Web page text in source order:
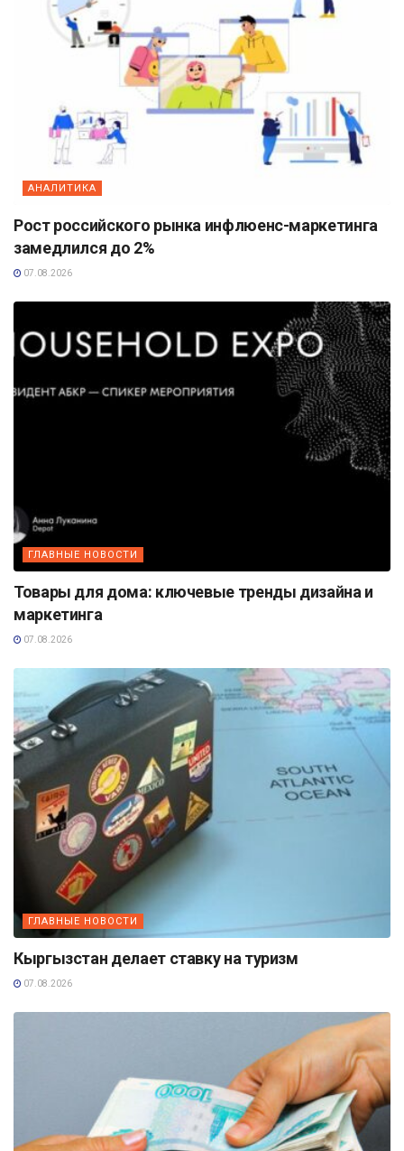
АНАЛИТИКА
Рост российского рынка инфлюенс-маркетинга
замедлился до 2%
07.08.2026
ГЛАВНЫЕ НОВОСТИ
Товары для дома: ключевые тренды дизайна и
маркетинга
07.08.2026
ГЛАВНЫЕ НОВОСТИ
Кыргызстан делает ставку на туризм
07.08.2026